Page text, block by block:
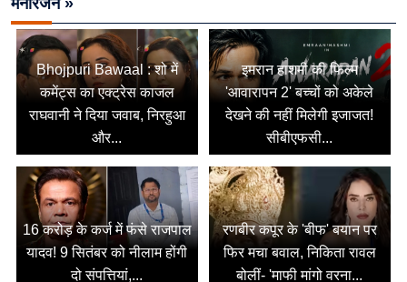
Bhojpuri Bawaal : शो में
कमेंट्स का एक्ट्रेस काजल
राघवानी ने दिया जवाब, निरहुआ
और...
इमरान हाशमी की फिल्म
'आवारापन 2' बच्चों को अकेले
देखने की नहीं मिलेगी इजाजत!
सीबीएफसी...
16 करोड़ के कर्ज में फंसे राजपाल
यादव! 9 सितंबर को नीलाम होंगी
दो संपत्तियां,...
रणबीर कपूर के 'बीफ' बयान पर
फिर मचा बवाल, निकिता रावल
बोलीं- 'माफी मांगो वरना...